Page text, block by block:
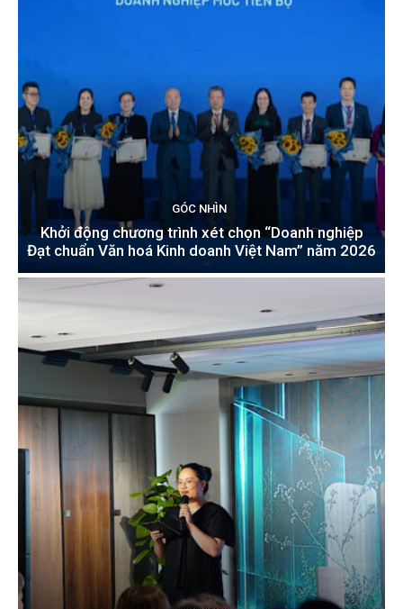
GÓC NHÌN
Khởi động chương trình xét chọn “Doanh nghiệp
Đạt chuẩn Văn hoá Kinh doanh Việt Nam” năm 2026